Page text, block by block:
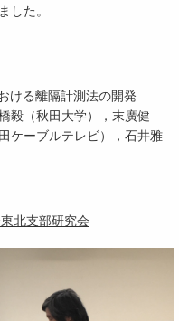
した。
ける離隔計測法の開発
毅（秋田大学），末廣健
ケーブルテレビ），石井雅
北支部研究会